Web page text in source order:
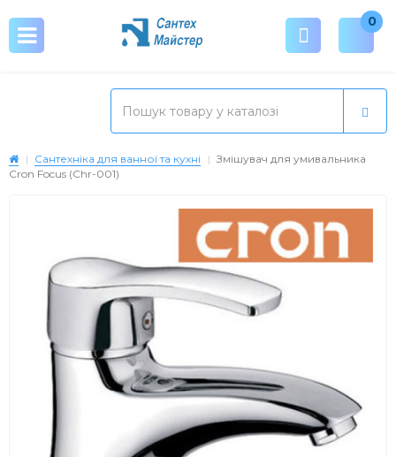
0
Сантехніка для ванної та кухні
Змішувач для умивальника
Cron Focus (Chr-001)